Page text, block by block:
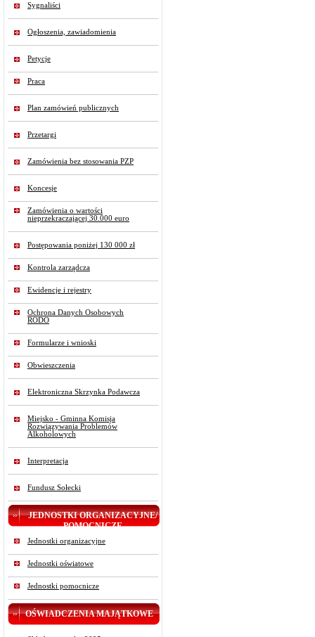
Sygnaliści
Ogłoszenia, zawiadomienia
Petycje
Praca
Plan zamówień publicznych
Przetargi
Zamówienia bez stosowania PZP
Koncesje
Zamówienia o wartości
nieprzekraczającej 30.000 euro
Postępowania poniżej 130 000 zł
Kontrola zarządcza
Ewidencje i rejestry
Ochrona Danych Osobowych
RODO
Formularze i wnioski
Obwieszczenia
Elektroniczna Skrzynka Podawcza
Miejsko - Gminna Komisja
Rozwiązywania Problemów
Alkoholowych
Interpretacja
Fundusz Sołecki
JEDNOSTKI ORGANIZACYJNE/
POMOCNICZE
Jednostki organizacyjne
Jednostki oświatowe
Jednostki pomocnicze
OŚWIADCZENIA MAJĄTKOWE